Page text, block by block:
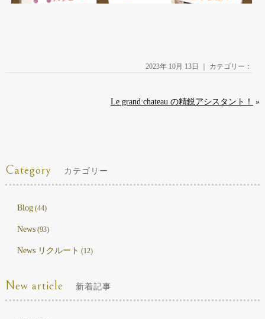
2023年 10月 13日 ｜ カテゴリー：
Le grand chateau の精鋭アシスタント！ »
Category カテゴリー
Blog(44)
News(93)
News リクルート (12)
New article 新着記事